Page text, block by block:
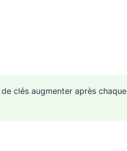
clés augmenter après chaque